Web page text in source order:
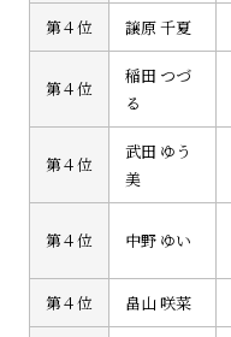
第４位 譲原 千夏
第４位
稲田 つづ
る
第４位
武田 ゆう
美
第４位 中野 ゆい
第４位 畠山 咲菜